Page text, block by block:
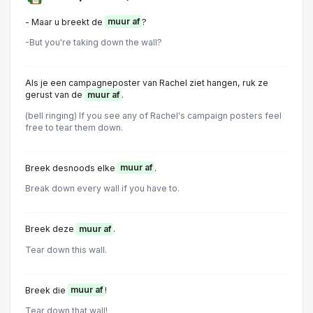
- Maar u breekt de muur af ?
-But you're taking down the wall?
Als je een campagneposter van Rachel ziet hangen, ruk ze
gerust van de muur af .
(bell ringing) If you see any of Rachel's campaign posters feel
free to tear them down.
Breek desnoods elke muur af .
Break down every wall if you have to.
Breek deze muur af .
Tear down this wall.
Breek die muur af !
Tear down that wall!